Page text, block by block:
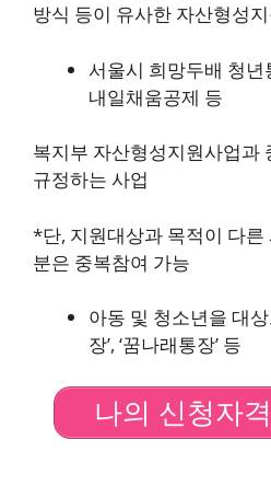
방식 등이 유사한 자산형성
서울시 희망두배 청
내일채움공제 등
복지부 자산형성지원사업과
규정하는 사업
*단, 지원대상과 목적이 다
분은 중복참여 가능
아동 및 청소년을 대
장’, ‘꿈나래통장’ 등
나의 신청자